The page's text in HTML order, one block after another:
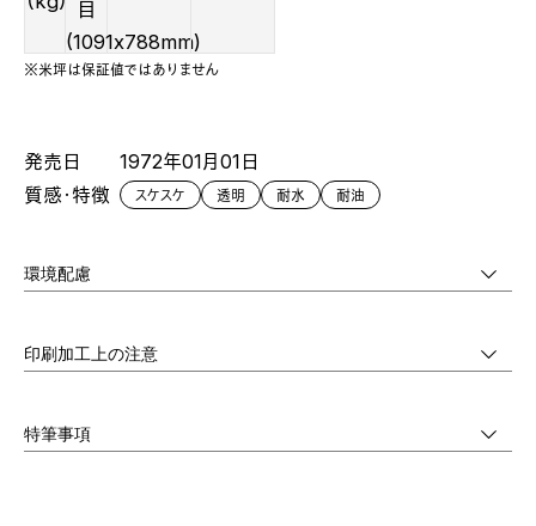
目
(1091x788mm)
※米坪は保証値ではありません
発売日
1972年01月01日
質感・特徴
スケスケ 透明 耐水 耐油
環境配慮
印刷加工上の注意
特筆事項